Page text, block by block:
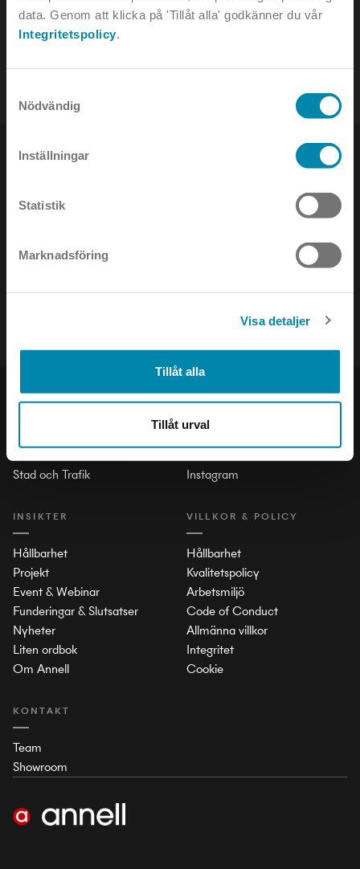
data. Genom att klicka på 'Tillåt alla' godkänner du vår
Integritetspolicy.
Nödvändig
Inställningar
Statistik
Marknadsföring
Visa detaljer
Tillåt alla
Tillåt urval
e-mail:info@annell.se
PRODUKTER
Stad och Trafik
INSIKTER
Hållbarhet
Projekt
Event & Webinar
Funderingar & Slutsatser
Nyheter
Liten ordbok
Om Annell
KONTAKT
Team
Showroom
SOCIAL
Instagram
VILLKOR & POLICY
Hållbarhet
Kvalitetspolicy
Arbetsmiljö
Code of Conduct
Allmänna villkor
Integritet
Cookie